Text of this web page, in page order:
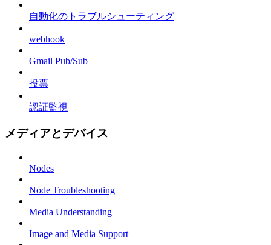
自動化のトラブルシューティング
webhook
Gmail Pub/Sub
投票
認証監視
メディアとデバイス
Nodes
Node Troubleshooting
Media Understanding
Image and Media Support